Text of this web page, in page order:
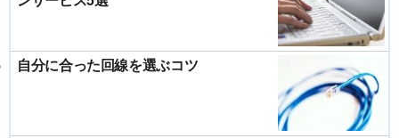
自分に合った回線を選ぶコツ